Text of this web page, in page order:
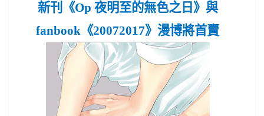
新刊《Op 夜明至的無色之日》與
fanbook 《20072017》漫博將首賣